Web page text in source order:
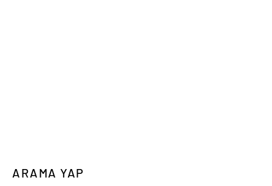
ARAMA YAP